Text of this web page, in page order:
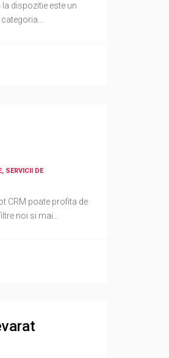
dispozitie este un
SERVICII DE
CRM poate profita de
noi si mai...